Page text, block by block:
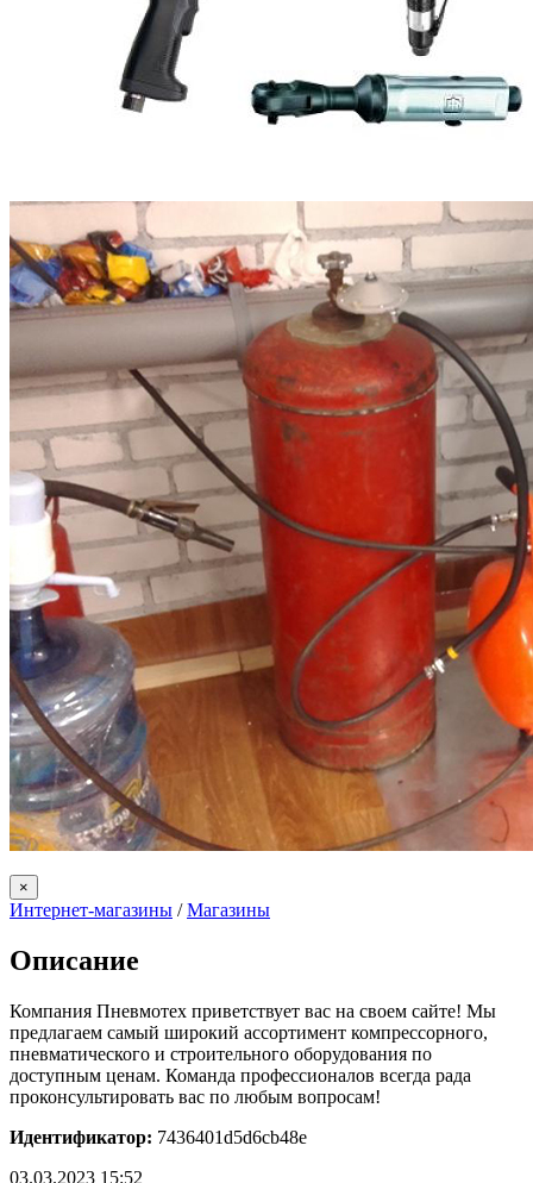
×
Интернет-магазины /Магазины
Описание
Компания Пневмотех приветствует вас на своем сайте! Мы
предлагаем самый широкий ассортимент компрессорного,
пневматического и строительного оборудования по
доступным ценам. Команда профессионалов всегда рада
проконсультировать вас по любым вопросам!
Идентификатор: 7436401d5d6cb48e
03.03.2023 15:52